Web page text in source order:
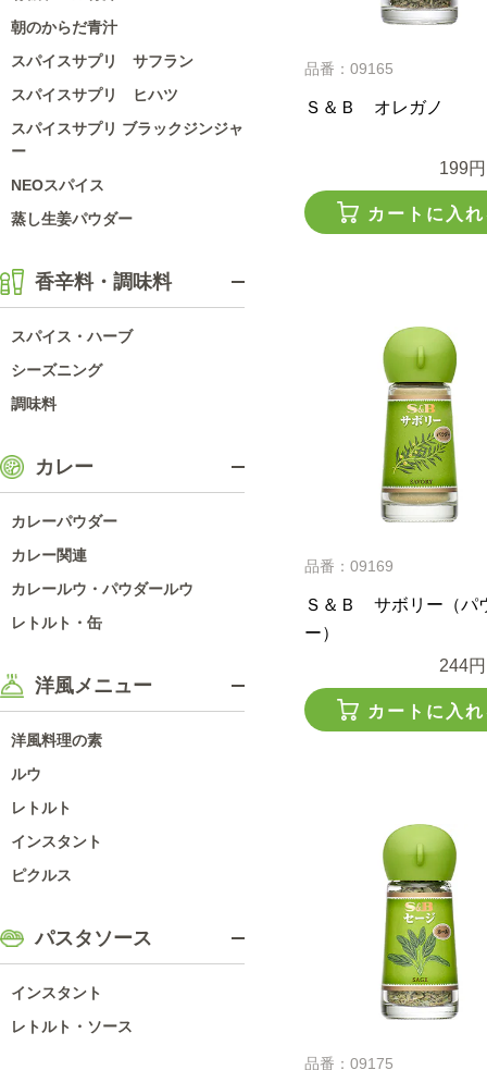
朝のからだ青汁
スパイスサプリ サフラン
スパイスサプリ ヒハツ
スパイスサプリ ブラックジンジャ
ー
NEOスパイス
蒸し生姜パウダー
香辛料・調味料
スパイス・ハーブ
シーズニング
調味料
カレー
カレーパウダー
カレー関連
カレールウ・パウダールウ
レトルト・缶
洋風メニュー
洋風料理の素
ルウ
レトルト
インスタント
ピクルス
パスタソース
インスタント
レトルト・ソース
品番：09165
Ｓ＆Ｂ オレガノ
199円
カートに入
品番：09169
Ｓ＆Ｂ サボリー（パ
ー）
244円
カートに入
品番：09175